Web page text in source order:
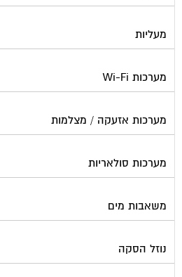
מעליות
מערכות Wi-Fi
מערכות אזעקה / מצלמות
מערכות סולאריות
משאבות מים
נוזל הסקה